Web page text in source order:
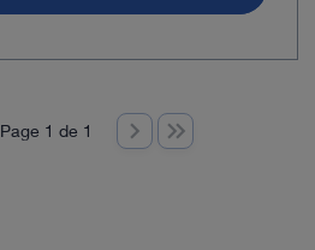
Page 1 de 1